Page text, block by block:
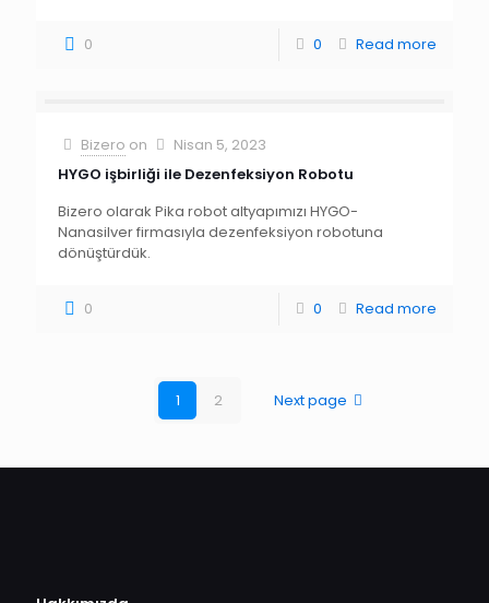
0 0 Read more
Bizero on
Nisan 5, 2023
HYGO işbirliği ile Dezenfeksiyon Robotu
Bizero olarak Pika robot altyapımızı HYGO-
Nanasilver firmasıyla dezenfeksiyon robotuna
dönüştürdük.
0 0 Read more
1 2 Next page